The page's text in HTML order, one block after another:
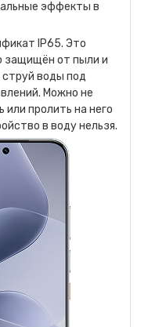
эффекты в
IP65. Это
защищён от пыли и
воды под
Можно не
или пролить на него
в воду нельзя.